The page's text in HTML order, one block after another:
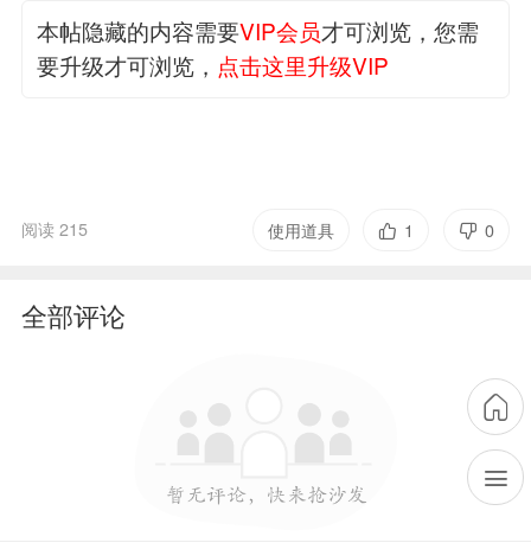
本帖隐藏的内容需要VIP会员才可浏览，您需
要升级才可浏览， 点击这里升级VIP
阅读 215 0
1
使用道具
全部评论